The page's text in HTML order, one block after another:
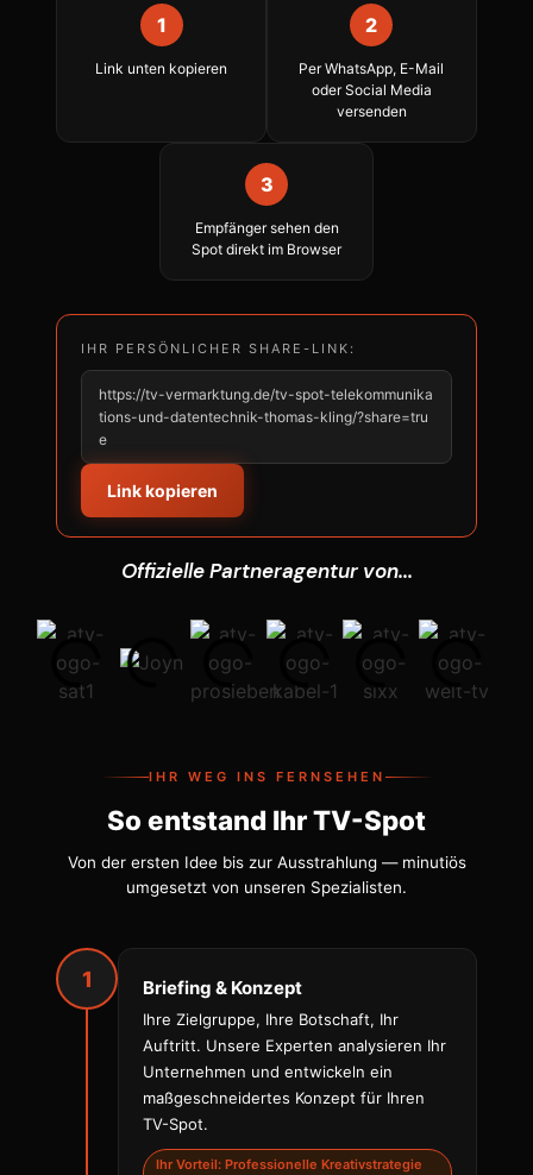
1
Link unten kopieren
2
Per WhatsApp, E-Mail
oder Social Media
versenden
3
Empfänger sehen den
Spot direkt im Browser
IHR PERSÖNLICHER SHARE-LINK:
https://tv-vermarktung.de/tv-spot-telekommunika
tions-und-datentechnik-thomas-kling/?share=tru
e
Link kopieren
Offizielle Partneragentur von...
IHR WEG INS FERNSEHEN
So entstand Ihr TV-Spot
Von der ersten Idee bis zur Ausstrahlung — minutiös
umgesetzt von unseren Spezialisten.
1 Briefing & Konzept
Ihre Zielgruppe, Ihre Botschaft, Ihr
Auftritt. Unsere Experten analysieren Ihr
Unternehmen und entwickeln ein
maßgeschneidertes Konzept für Ihren
TV-Spot.
Ihr Vorteil: Professionelle Kreativstrategie